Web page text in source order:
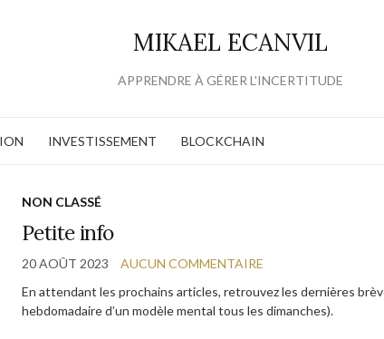
MIKAEL ECANVIL
APPRENDRE À GÉRER L'INCERTITUDE
INVESTISSEMENT BLOCKCHAIN
NON CLASSÉ
Petite info
20 AOÛT 2023
AUCUN COMMENTAIRE
En attendant les prochains articles, retrouvez les dernières
hebdomadaire d’un modèle mental tous les dimanches).